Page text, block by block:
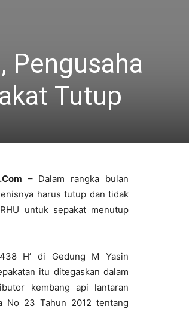
Pengusaha
Tutup
– Dalam rangka bulan
harus tutup dan tidak
untuk sepakat menutup
H’ di Gedung M Yasin
itu ditegaskan dalam
kembang api lantaran
No 23 Tahun 2012 tentang